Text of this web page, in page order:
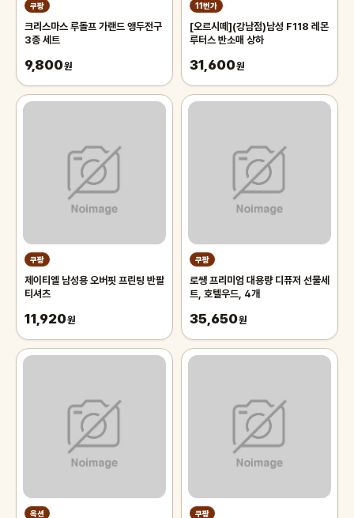
쿠팡
크리스마스 루돌프 가랜드 앵두전구
3종 세트
9,800원
11번가
[오르시떼](강남점)남성 F118 레몬
루터스 반소매 상하
31,600원
쿠팡
제이티엘 남성용 오버핏 프린팅 반팔
티셔츠
11,920원
쿠팡
로쌩 프리미엄 대용량 디퓨저 선물세
트, 호텔우드, 4개
35,650원
옥션 쿠팡